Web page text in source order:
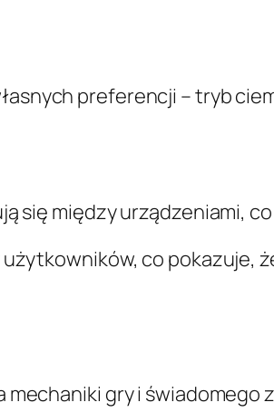
preferencji – tryb
się między urządzeniami,
co pokazuje,
gry i świadomego